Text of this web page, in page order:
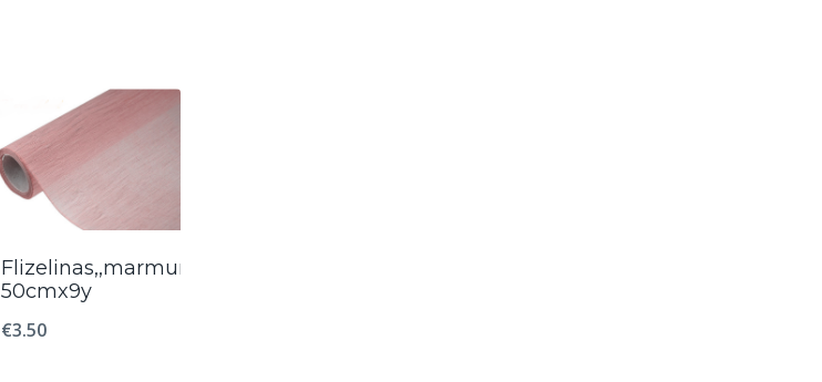
Flizelinas,,marmurinis“,
50cmx9y
€3.50